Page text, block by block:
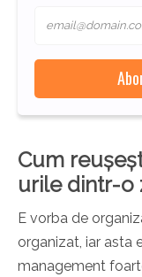
Cum
urile dintr-o
E vorba de
organizat, iar asta
management